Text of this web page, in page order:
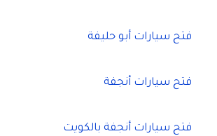
فتح سيارات أبو حليفة
فتح سيارات أنجفة
فتح سيارات أنجفة بالكويت